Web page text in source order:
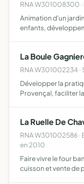
RNA W301008300 ·
Animation d'un
enfants,
l'envir…
La Boule
RNA W301002234
Développer la
Provençal, faciliter
La Ruelle De
RNA W301002586
en 2010
Faire vivre le four
cuisson et vente de